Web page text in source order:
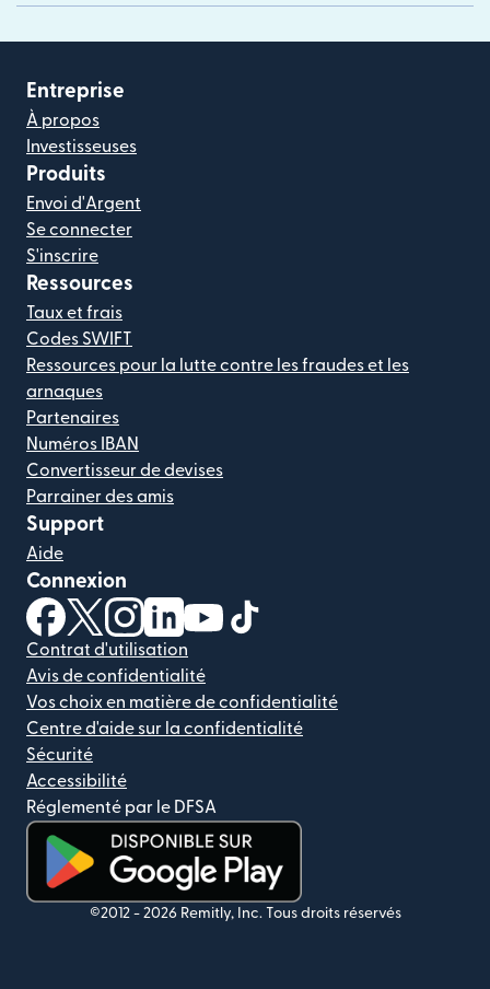
Entreprise
À propos
Investisseuses
Produits
Envoi d'Argent
Se connecter
S'inscrire
Ressources
Taux et frais
Codes SWIFT
Ressources pour la lutte contre les fraudes et les
arnaques
Partenaires
Numéros IBAN
Convertisseur de devises
Parrainer des amis
Support
Aide
Connexion
(s'ouvre dans une nouvelle fenêtre)
(s'ouvre dans une nouvelle fenêtre)
(s'ouvre dans une nouvelle fenêtre)
(s'ouvre dans une nouvelle fenêtre)
(s'ouvre dans une nouvelle
Contrat d'utilisation
Avis de confidentialité
Vos choix en matière de confidentialité
Centre d'aide sur la confidentialité
Sécurité
Accessibilité
Réglementé par le DFSA
(s'ouvre dans une nouvelle fenêtre)
©2012 - 2026 Remitly, Inc. Tous droits réservés